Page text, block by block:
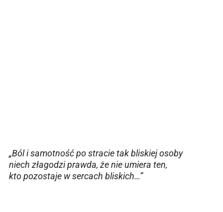
„Ból i samotność po stracie tak bliskiej osoby
niech złagodzi prawda, że nie umiera ten,
kto pozostaje w sercach bliskich…”